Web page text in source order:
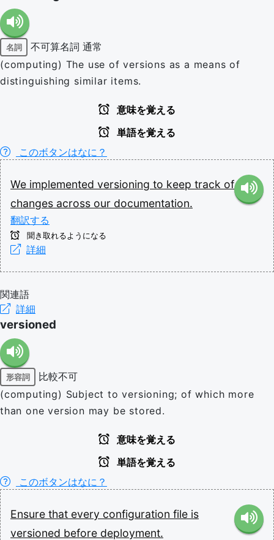
名詞 不可算名詞 通常
(computing) The use of versions as a means of
distinguishing similar items.
意味を覚える
単語を覚える
このボタンはなに？
We implemented versioning to keep track of
changes across our documentation.
翻訳する
聞き取れるようになる
詳細
関連語
詳細
versioned
形容詞
比較不可
(computing) Subject to versioning; of which more
than one version may be stored.
意味を覚える
単語を覚える
このボタンはなに？
Ensure that every configuration file is
versioned before deployment.